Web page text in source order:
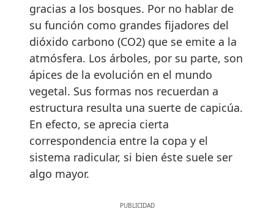
gracias a los bosques. Por no hablar de
su función como grandes fijadores del
dióxido carbono (CO2) que se emite a la
atmósfera. Los árboles, por su parte, son
ápices de la evolución en el mundo
vegetal. Sus formas nos recuerdan a
estructura resulta una suerte de capicúa.
En efecto, se aprecia cierta
correspondencia entre la copa y el
sistema radicular, si bien éste suele ser
algo mayor.